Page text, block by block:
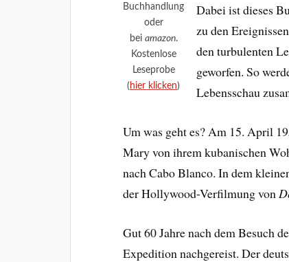
Buchhandlung
oder
bei amazon.
Kostenlose
Leseprobe
( hier klicken)
Dabei ist dieses
zu den
den turbulenten
geworfen. So
Lebensschau
Um was geht es? Am 15. April
Mary von ihrem kubanischen
nach Cabo Blanco. In dem
der Hollywood-Verfilmung von
Gut 60 Jahre nach dem Besuch
Expedition nachgereist. Der